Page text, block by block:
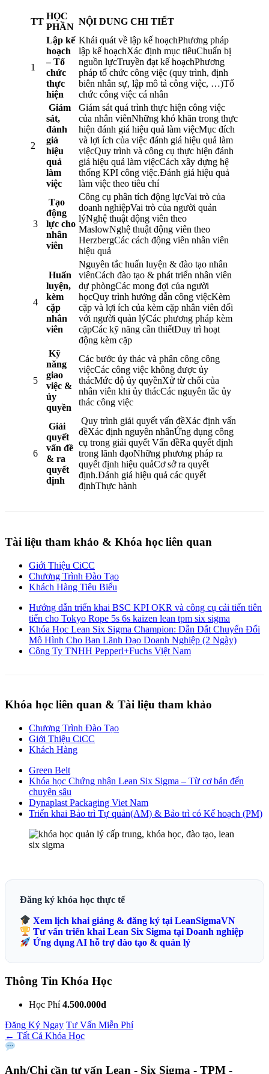
TT
HỌC
PHẦN
NỘI DUNG CHI TIẾT
1
Lập kế
hoạch
– Tổ
chức
thực
hiện
Khái quát về lập kế hoạchPhương pháp
lập kế hoạchXác định mục tiêuChuẩn bị
nguồn lựcTruyền đạt kế hoạchPhương
pháp tổ chức công việc (quy trình, định
biên nhân sự, lập mô tả công việc, …)Tổ
chức công việc cá nhân
2
Giám
sát,
đánh
giá
hiệu
quả
làm
việc
Giám sát quá trình thực hiện công việc
của nhân viênNhững khó khăn trong thực
hiện đánh giá hiệu quả làm việcMục đích
và lợi ích của việc đánh giá hiệu quả làm
việcQuy trình và công cụ thực hiện đánh
giá hiệu quả làm việcCách xây dựng hệ
thống KPI công việc.Đánh giá hiệu quả
làm việc theo tiêu chí
3
­Tạo
động
lực cho
nhân
viên
Công cụ phân tích động lựcVai trò của
doanh nghiệpVai trò của người quản
lýNghệ thuật động viên theo
MaslowNghệ thuật động viên theo
HerzbergCác cách động viên nhân viên
hiệu quả
4
Huấn
luyện,
kèm
cặp
nhân
viên
Nguyên tắc huấn luyện & đào tạo nhân
viênCách đào tạo & phát triển nhân viên
dự phòngCác mong đợi của người
họcQuy trình hướng dẫn công việcKèm
cặp và lợi ích của kèm cặp nhân viên đối
với người quản lýCác phương pháp kèm
cặpCác kỹ năng cần thiếtDuy trì hoạt
động kèm cặp
5
Kỹ
năng
giao
việc &
ủy
quyền
Các bước ủy thác và phân công công
việcCác công việc không được ủy
thácMức độ ủy quyềnXử từ chối của
nhân viên khi ủy thácCác nguyên tắc ủy
thác công việc
6
Giải
quyết
vấn đề
& ra
quyết
định
Quy trình giải quyết vấn đềXác định vấn
đềXác định nguyên nhânỨng dụng công
cụ trong giải quyết Vấn đềRa quyết định
trong lãnh đạoNhững phương pháp ra
quyết định hiệu quảCơ sở ra quyết
định.Đánh giá hiệu quả các quyết
địnhThực hành
Tài liệu tham khảo & Khóa học liên quan
Giới Thiệu CiCC
Chương Trình Đào Tạo
Khách Hàng Tiêu Biểu
Hướng dẫn triển khai BSC KPI OKR và công cụ cải tiến tiên
tiến cho Tokyo Rope 5s 6s kaizen lean tpm six sigma
Khóa Học Lean Six Sigma Champion: Dẫn Dắt Chuyển Đổi
Mô Hình Cho Ban Lãnh Đạo Doanh Nghiệp (2 Ngày)
Công Ty TNHH Pepperl+Fuchs Việt Nam
Khóa học liên quan & Tài liệu tham khảo
Chương Trình Đào Tạo
Giới Thiệu CiCC
Khách Hàng
Green Belt
Khóa học Chứng nhận Lean Six Sigma – Từ cơ bản đến
chuyên sâu
Dynaplast Packaging Viet Nam
Triển khai Bảo trì Tự quản(AM) & Bảo trì có Kế hoạch (PM)
Đăng ký khóa học thực tế
Xem lịch khai giảng & đăng ký tại LeanSigmaVN
Tư vấn triển khai Lean Six Sigma tại Doanh nghiệp
Ứng dụng AI hỗ trợ đào tạo & quản lý
Thông Tin Khóa Học
Học Phí 4.500.000đ
Đăng Ký Ngay Tư Vấn Miễn Phí
← Tất Cả Khóa Học
Anh/Chị cần tư vấn Lean - Six Sigma - TPM -